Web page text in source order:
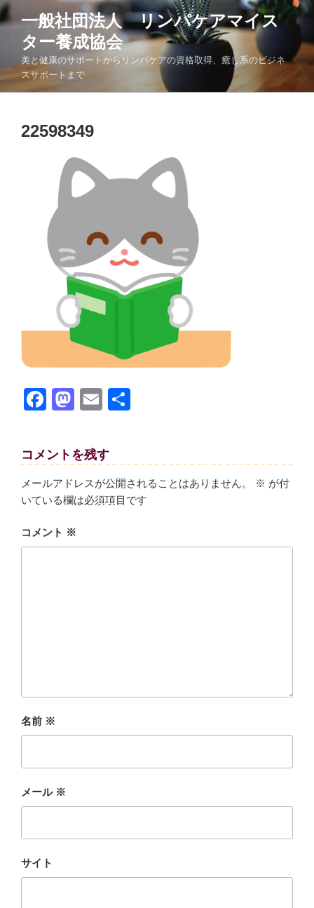
コ
ン
へ
一般社団法人 リンパケアマイス
ター養成協会
美と健康のサポートからリンパケアの資格取得、癒し系のビジネ
スサポートまで
22598349
F
c
e
b
o
o
M
st
o
d
o
n
E
ail
コメントを残す
メールアドレスが公開されることはありません。 ※ が付
いている欄は必須項目です
コメント ※
名前 ※
メール ※
サイト